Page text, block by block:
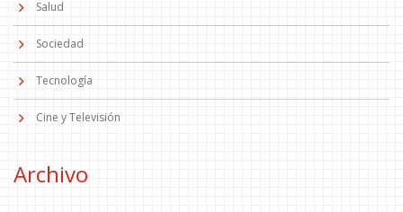
Salud
Sociedad
Tecnología
Cine y Televisión
Archivo